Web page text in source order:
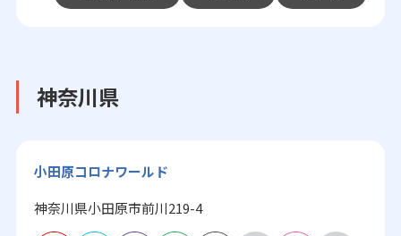
神奈川県
小田原コロナワールド
神奈川県小田原市前川219-4